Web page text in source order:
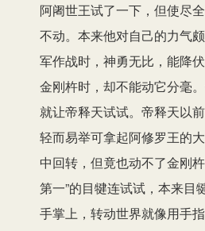
阿阇世王试了一下，但使尽
不动。本来他对自己的力气
军作战时，神勇无比，能降
金刚杵时，却不能动它分毫
就让帝释天试试。帝释天以
轻而易举可拿起阿修罗王的
中回转，但竟也动不了金刚
第一”的目犍连试试，本来目
手掌上，转动世界就像用手